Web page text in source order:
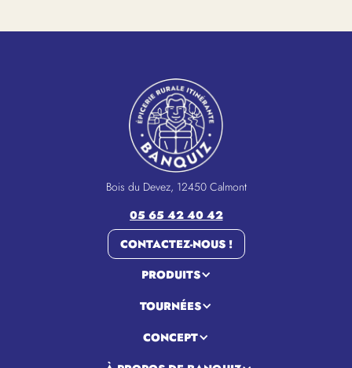
Bois du Devez, 12450 Calmont
05 65 42 40 42
CONTACTEZ-NOUS !
PRODUITS
TOURNÉES
CONCEPT